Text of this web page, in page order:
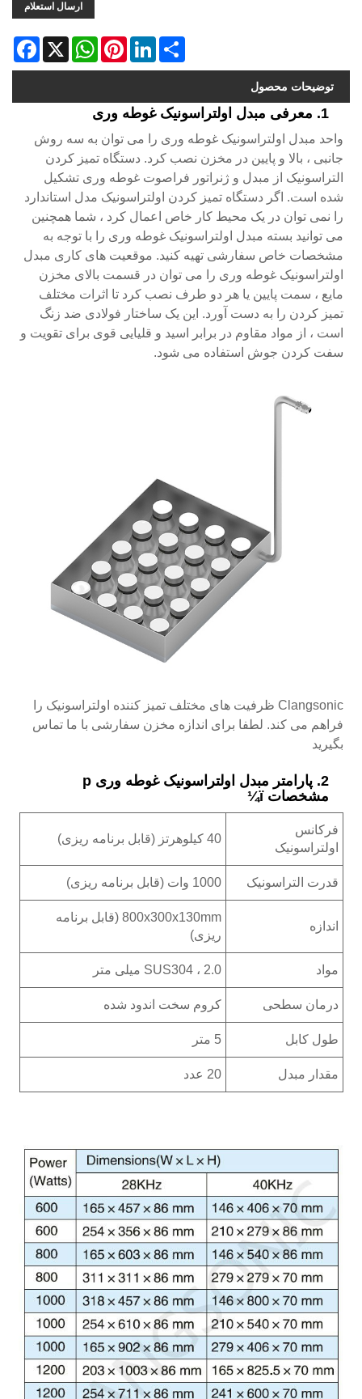
ارسال استعلام
X
WhatsAppPinterestLinkedInShare
توضیحات محصول
1. معرفی مبدل اولتراسونیک غوطه وری
واحد مبدل اولتراسونیک غوطه وری را می توان به سه روش
جانبی ، بالا و پایین در مخزن نصب کرد. دستگاه تمیز کردن
التراسونیک از مبدل و ژنراتور فراصوت غوطه وری تشکیل
شده است. اگر دستگاه تمیز کردن اولتراسونیک مدل استاندارد
را نمی توان در یک محیط کار خاص اعمال کرد ، شما همچنین
می توانید بسته مبدل اولتراسونیک غوطه وری را با توجه به
مشخصات خاص سفارشی تهیه کنید. موقعیت های کاری مبدل
اولتراسونیک غوطه وری را می توان در قسمت بالای مخزن
مایع ، سمت پایین یا هر دو طرف نصب کرد تا اثرات مختلف
تمیز کردن را به دست آورد. این یک ساختار فولادی ضد زنگ
است ، از مواد مقاوم در برابر اسید و قلیایی قوی برای تقویت و
سفت کردن جوش استفاده می شود.
Clangsonic ظرفیت های مختلف تمیز کننده اولتراسونیک را
فراهم می کند. لطفا برای اندازه مخزن سفارشی با ما تماس
بگیرید
2. پارامتر مبدل اولتراسونیک غوطه وری p
مشخصات ï¼
فرکانس
اولتراسونیک
40 کیلوهرتز (قابل برنامه ریزی)
قدرت التراسونیک 1000 وات (قابل برنامه ریزی)
اندازه
800x300x130mm (قابل برنامه
ریزی)
مواد SUS304 ، 2.0 میلی متر
درمان سطحی کروم سخت اندود شده
طول کابل 5 متر
مقدار مبدل 20 عدد